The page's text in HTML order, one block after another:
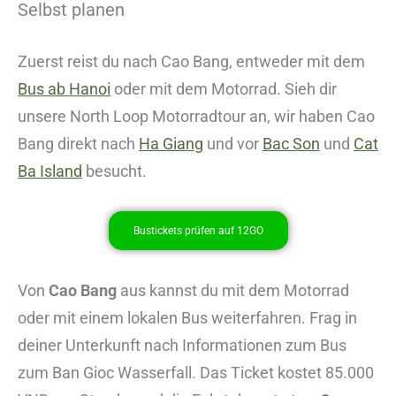
Selbst planen
Zuerst reist du nach Cao Bang, entweder mit dem
Bus ab Hanoi oder mit dem Motorrad. Sieh dir
unsere North Loop Motorradtour an, wir haben Cao
Bang direkt nach Ha Giang und vor Bac Son und Cat
Ba Island besucht.
Bustickets prüfen auf 12GO
Von Cao Bang aus kannst du mit dem Motorrad
oder mit einem lokalen Bus weiterfahren. Frag in
deiner Unterkunft nach Informationen zum Bus
zum Ban Gioc Wasserfall. Das Ticket kostet 85.000